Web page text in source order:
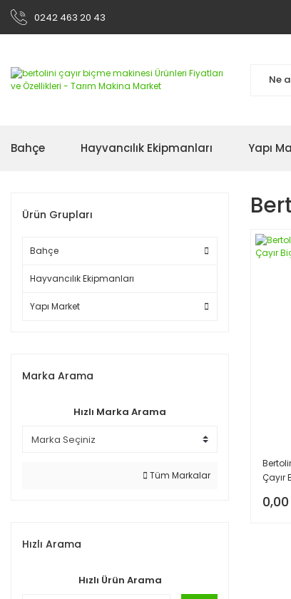
0242 463 20 43
Bahçe Hayvancılık Ekipmanları Yapı
Ürün Grupları
Bahçe
Hayvancılık Ekipmanları
Yapı Market
Marka Arama
Hızlı Marka Arama
Tüm Markalar
Hızlı Arama
Hızlı Ürün Arama
Çayır